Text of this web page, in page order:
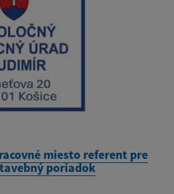
miesto referent pre
poriadok